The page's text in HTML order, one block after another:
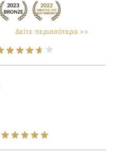
Δείτε περισσότερα >>